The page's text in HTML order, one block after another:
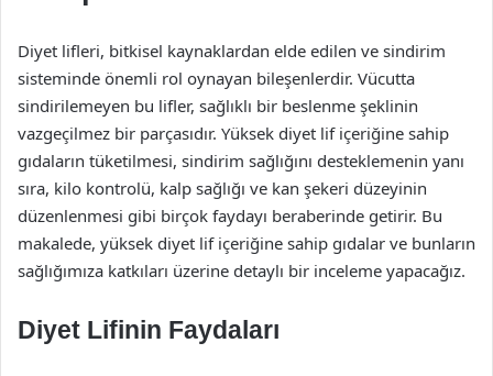
Diyet lifleri, bitkisel kaynaklardan elde edilen ve sindirim
sisteminde önemli rol oynayan bileşenlerdir. Vücutta
sindirilemeyen bu lifler, sağlıklı bir beslenme şeklinin
vazgeçilmez bir parçasıdır. Yüksek diyet lif içeriğine sahip
gıdaların tüketilmesi, sindirim sağlığını desteklemenin yanı
sıra, kilo kontrolü, kalp sağlığı ve kan şekeri düzeyinin
düzenlenmesi gibi birçok faydayı beraberinde getirir. Bu
makalede, yüksek diyet lif içeriğine sahip gıdalar ve bunların
sağlığımıza katkıları üzerine detaylı bir inceleme yapacağız.
Diyet Lifinin Faydaları